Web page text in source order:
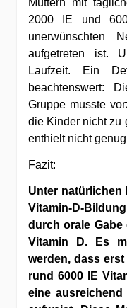
Müttern mit
2000 IE und
unerwünschten
aufgetreten ist.
Laufzeit. Ein
beachtenswert:
Gruppe musste
die Kinder nicht zu
enthielt nicht
Fazit:
Unter natürlichen
Vitamin-D-
durch orale
Vitamin D. Es
werden, dass
rund 6000 IE
eine